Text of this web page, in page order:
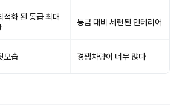
적화 된 동급 최대
동급 대비 세련된 인테리어
모습 경쟁차량이 너무 많다